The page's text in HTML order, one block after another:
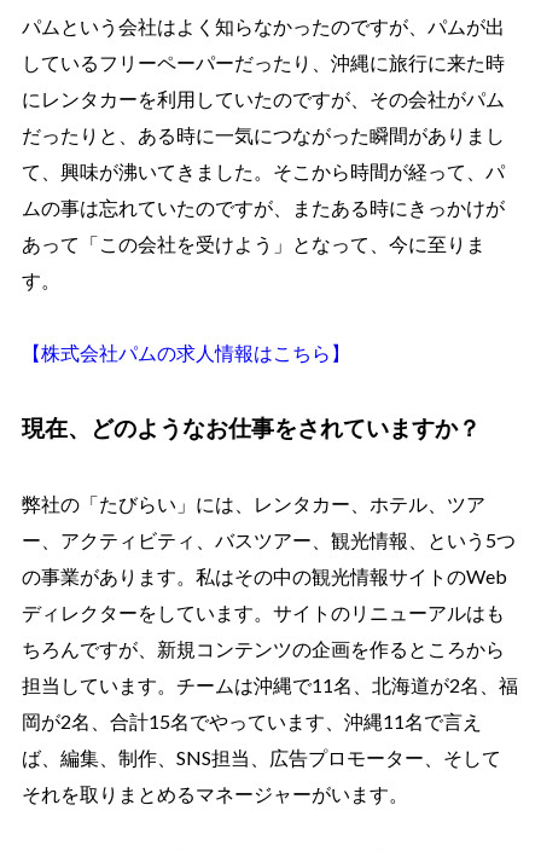
パムという会社はよく知らなかったのですが、パムが出
しているフリーペーパーだったり、沖縄に旅行に来た時
にレンタカーを利用していたのですが、その会社がパム
だったりと、ある時に一気につながった瞬間がありまし
て、興味が沸いてきました。そこから時間が経って、パ
ムの事は忘れていたのですが、またある時にきっかけが
あって「この会社を受けよう」となって、今に至りま
す。
【株式会社パムの求人情報はこちら】
現在、どのようなお仕事をされていますか？
弊社の「たびらい」には、レンタカー、ホテル、ツア
ー、アクティビティ、バスツアー、観光情報、という5つ
の事業があります。私はその中の観光情報サイトのWeb
ディレクターをしています。サイトのリニューアルはも
ちろんですが、新規コンテンツの企画を作るところから
担当しています。チームは沖縄で11名、北海道が2名、福
岡が2名、合計15名でやっています、沖縄11名で言え
ば、編集、制作、SNS担当、広告プロモーター、そして
それを取りまとめるマネージャーがいます。